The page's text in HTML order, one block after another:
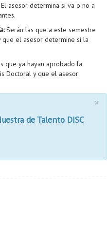
El asesor determina si va o no a
Serán las que a este semestre
el asesor determine si la
que ya hayan aprobado la
Doctoral y que el asesor
×
de Talento DISC